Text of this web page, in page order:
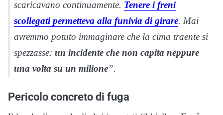
scaricavano continuamente. Tenere i freni
scollegati permetteva alla funivia di girare. Mai
avremmo potuto immaginare che la cima traente si
spezzasse: un incidente che non capita neppure
una volta su un milione”.
Pericolo concreto di fuga